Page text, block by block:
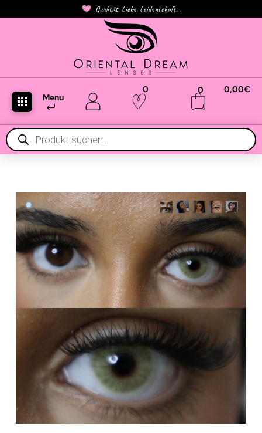
Qualität. Liebe. Leidenschaft...
Menu
0 0 0,00€
Products
search